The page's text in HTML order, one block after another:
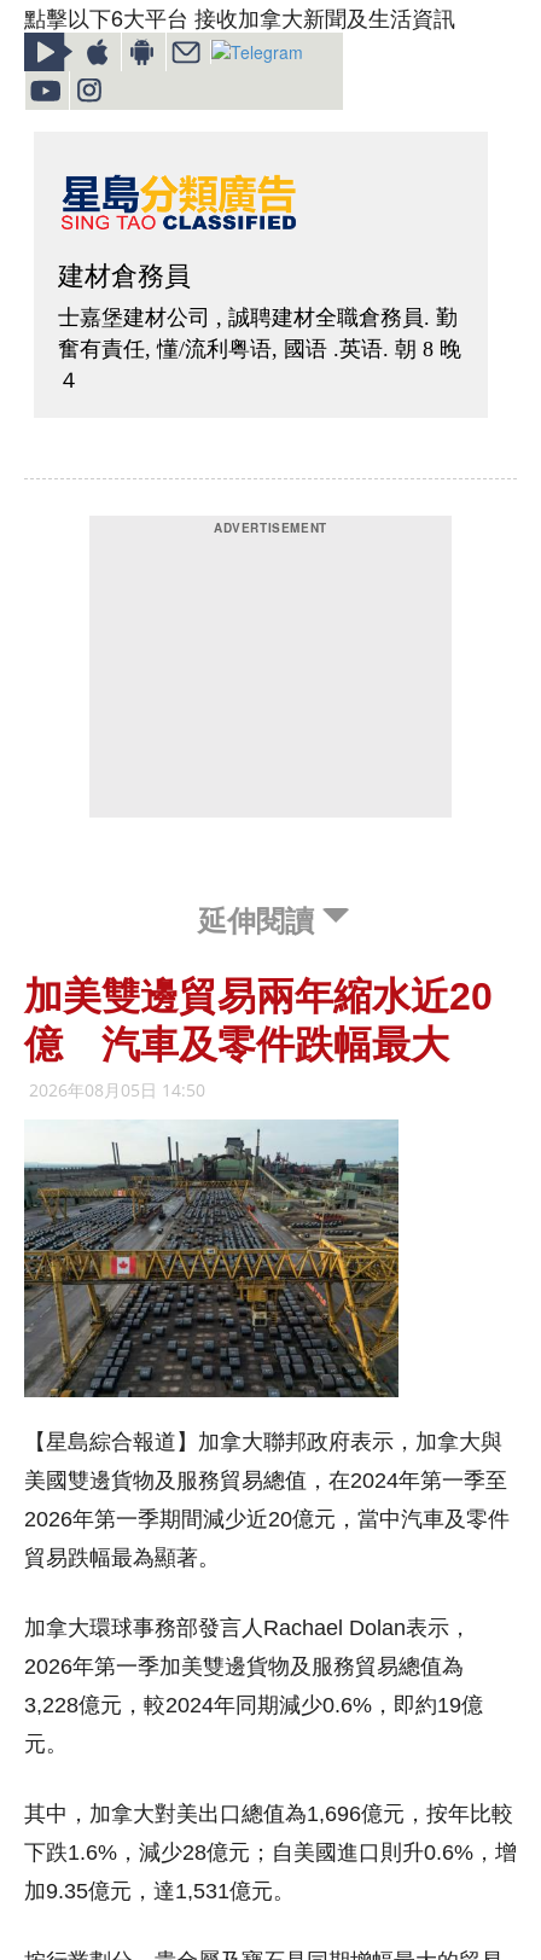
點擊以下6大平台 接收加拿大新聞及生活資訊
延伸閱讀
加美雙邊貿易兩年縮水近20
億 汽車及零件跌幅最大
2026年08月05日 14:50
【星島綜合報道】加拿大聯邦政府表示，加拿大與
美國雙邊貨物及服務貿易總值，在2024年第一季至
2026年第一季期間減少近20億元，當中汽車及零件
貿易跌幅最為顯著。
加拿大環球事務部發言人Rachael Dolan表示，
2026年第一季加美雙邊貨物及服務貿易總值為
3,228億元，較2024年同期減少0.6%，即約19億
元。
其中，加拿大對美出口總值為1,696億元，按年比較
下跌1.6%，減少28億元；自美國進口則升0.6%，增
加9.35億元，達1,531億元。